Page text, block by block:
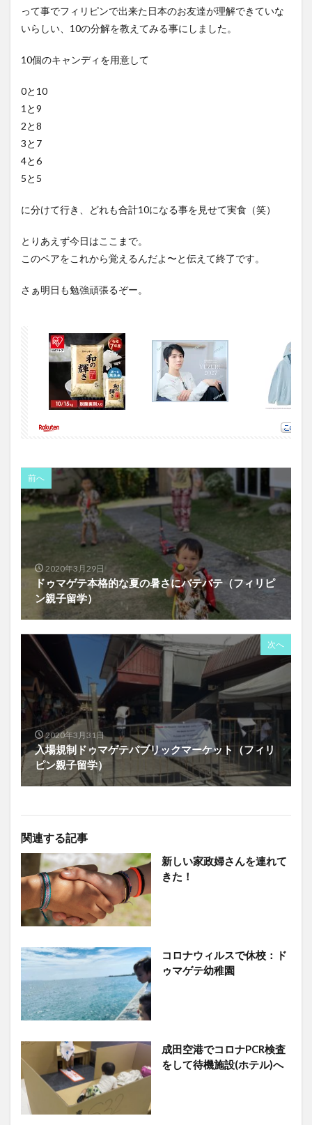
って事でフィリピンで出来た日本のお友達が理解できていな
いらしい、10の分解を教えてみる事にしました。
10個のキャンディを用意して
0と10
1と9
2と8
3と7
4と6
5と5
に分けて行き、どれも合計10になる事を見せて実食（笑）
とりあえず今日はここまで。
このペアをこれから覚えるんだよ〜と伝えて終了です。
さぁ明日も勉強頑張るぞー。
前へ
2020年3月29日
ドゥマゲテ本格的な夏の暑さにバテバテ（フィリピ
ン親子留学）
次へ
2020年3月31日
入場規制ドゥマゲテパブリックマーケット（フィリ
ピン親子留学）
関連する記事
新しい家政婦さんを連れて
きた！
コロナウィルスで休校：ド
ゥマゲテ幼稚園
成田空港でコロナPCR検査
をして待機施設(ホテル)へ